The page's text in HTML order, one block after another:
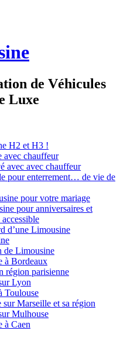
de Véhicules
Luxe
H2 et H3 !
avec chauffeur
avec avec chauffeur
pour enterrement… de vie de
pour votre mariage
pour anniversaires et
d’une Limousine
de Limousine
à Bordeaux
région parisienne
Lyon
Toulouse
Marseille et sa région
Mulhouse
à Caen